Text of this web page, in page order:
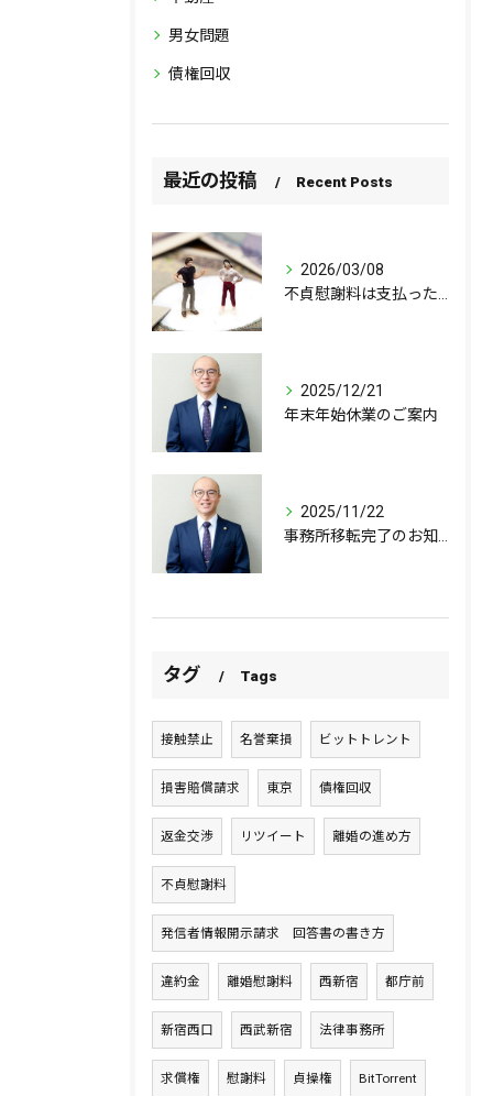
男女問題
債権回収
最近の投稿 Recent Posts
2026/03/08
2025/12/21
年末年始休業のご案内
2025/11/22
タグ Tags
接触禁止 名誉棄損 ビットトレント
損害賠償請求 東京 債権回収
返金交渉 リツイート 離婚の進め方
不貞慰謝料
発信者情報開示請求 回答書の書き方
違約金 離婚慰謝料 西新宿 都庁前
新宿西口 西武新宿 法律事務所
求償権 慰謝料 貞操権 BitTorrent